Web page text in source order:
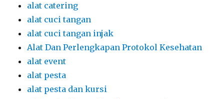
alat catering
alat cuci tangan
alat cuci tangan injak
Alat Dan Perlengkapan Protokol Kesehatan
alat event
alat pesta
alat pesta dan kursi